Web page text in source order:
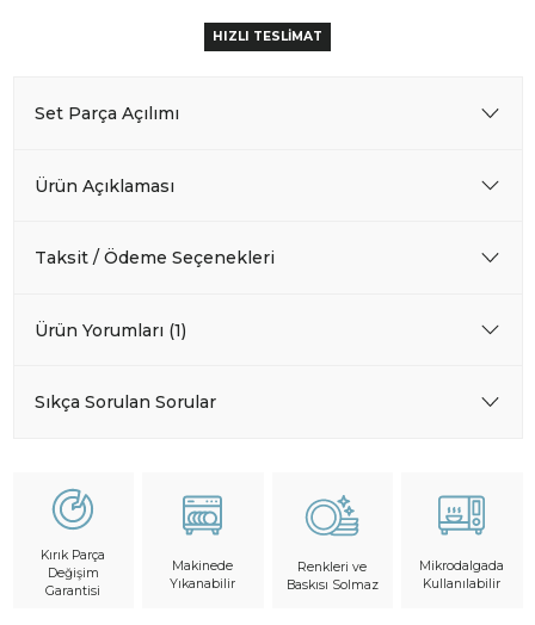
HIZLI TESLİMAT
Set Parça Açılımı
Ürün Açıklaması
Taksit / Ödeme Seçenekleri
Ürün Yorumları (1)
Sıkça Sorulan Sorular
Kırık Parça
Değişim
Garantisi
Makinede
Yıkanabilir
Renkleri ve
Baskısı Solmaz
Mikrodalgada
Kullanılabilir